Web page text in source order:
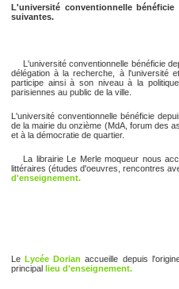
L'université conventionnelle
suivantes.
L'université conventionnelle bénéficie
délégation à la recherche, à l'université
participe ainsi à son niveau à la
parisiennes au public de la ville.
L'université conventionnelle bénéficie
de la mairie du onzième (MdA, forum des
et à la démocratie de quartier.
La librairie Le Merle moqueur nous
littéraires (études d'oeuvres, rencontres
d'enseignement.
LeLycée Dorian accueille depuis
principal lieu d'enseignement.